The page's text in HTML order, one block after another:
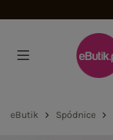
eButik Spódnice